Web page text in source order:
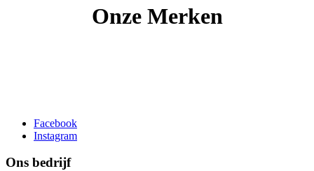
Onze Merken
Facebook
Instagram
Ons bedrijf